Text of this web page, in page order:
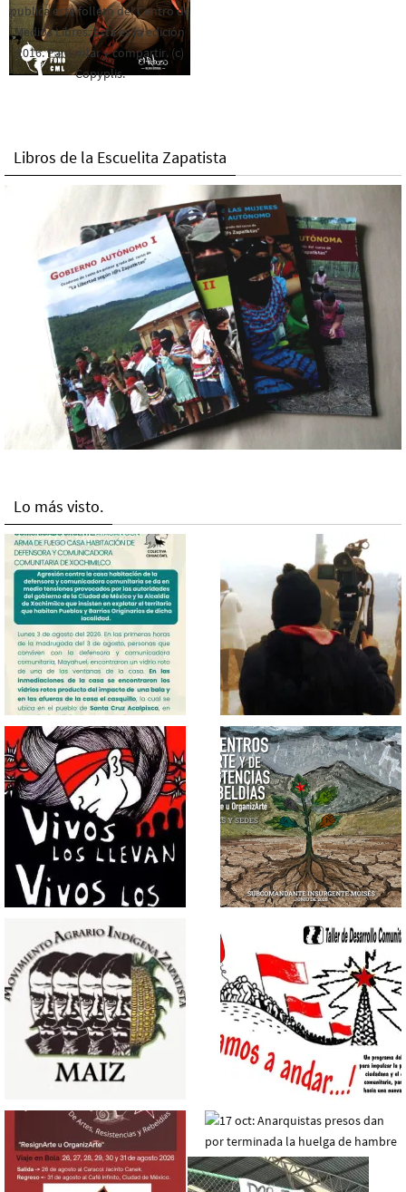
publica este folleto del Centro de
Medios Libres. Esta es la edición
2016. Para rolar y compartir. (c)
Copyplis.
Libros de la Escuelita Zapatista
Lo más visto.